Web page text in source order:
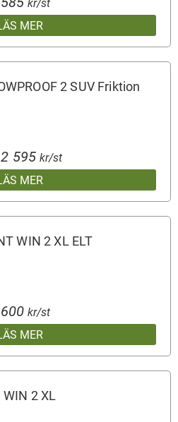
MER
kr/st
2 SUV Friktion
MER
2 595 kr/st
WIN 2 XL ELT
MER
kr/st
WIN 2 XL